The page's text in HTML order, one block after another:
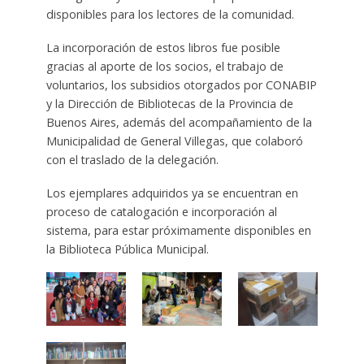
disponibles para los lectores de la comunidad.
La incorporación de estos libros fue posible
gracias al aporte de los socios, el trabajo de
voluntarios, los subsidios otorgados por CONABIP
y la Dirección de Bibliotecas de la Provincia de
Buenos Aires, además del acompañamiento de la
Municipalidad de General Villegas, que colaboró
con el traslado de la delegación.
Los ejemplares adquiridos ya se encuentran en
proceso de catalogación e incorporación al
sistema, para estar próximamente disponibles en
la Biblioteca Pública Municipal.